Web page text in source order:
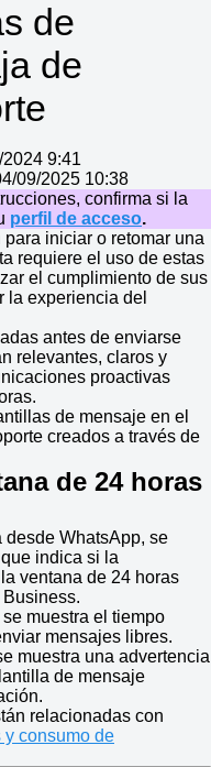
de
de
9:41
09/2025 10:38
confirma si la
perfil de acceso.
iniciar o retomar una
requiere el uso de estas
el cumplimiento de sus
la experiencia del
antes de enviarse
relevantes, claros y
proactivas
de mensaje en el
creados a través de
de 24 horas
desde WhatsApp, se
indica si la
ventana de 24 horas
se muestra el tiempo
mensajes libres.
muestra una advertencia
de mensaje
relacionadas con
consumo de